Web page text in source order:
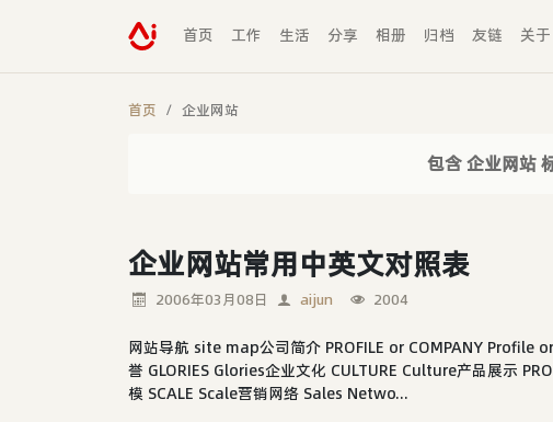
首页 工作 生活 分享 相册 归档 友链 关于
首页 企业网站
包含 企业网站
企业网站常用中英文对照表
2006年03月08日 aijun 2004
网站导航 site map公司简介 PROFILE or COMPANY Profile
誉 GLORIES Glories企业文化 CULTURE Culture产品展示
模 SCALE Scale营销网络 Sales Netwo...